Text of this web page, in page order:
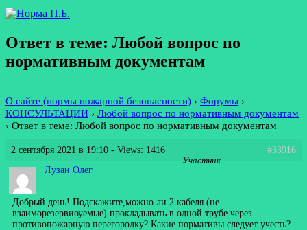
Ответ в теме: Любой вопрос по
нормативным документам
О сайте (нормы пожарной безопасности) › Форумы ›
КОНСУЛЬТАЦИИ › Любой вопрос по нормативным документам
› Ответ в теме: Любой вопрос по нормативным документам
2 сентября 2021 в 19:10 - Views: 1416
#33916
Лузан Олег
Участник
Добрый день! Подскажите,можно ли 2 кабеля (не
взаиморезервиоуемые) прокладывать в одной трубе через
противопожарную перегородку? Какие пормативы следует учесть?